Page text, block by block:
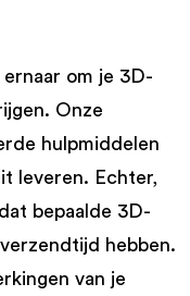
om je 3D-
Onze
hulpmiddelen
leveren. Echter,
bepaalde 3D-
hebben.
van je